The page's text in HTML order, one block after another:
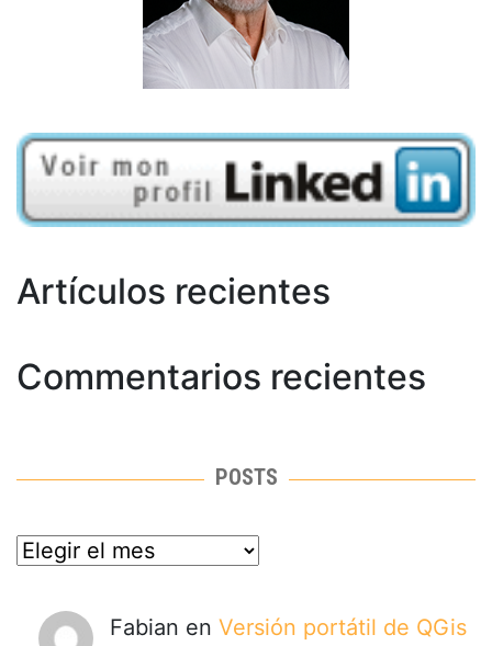
Artículos recientes
Commentarios recientes
POSTS
posts
Fabian en Versión portátil de QGis